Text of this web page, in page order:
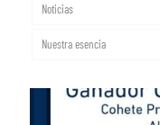
Noticias
Nuestra esencia